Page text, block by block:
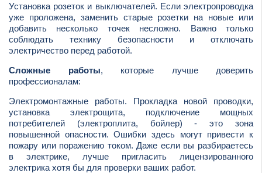
Установка розеток и выключателей. Если электропроводка
уже проложена, заменить старые розетки на новые или
добавить несколько точек несложно. Важно только
соблюдать технику безопасности и отключать
электричество перед работой.
Сложные работы, которые лучше доверить
профессионалам:
Электромонтажные работы. Прокладка новой проводки,
установка электрощита, подключение мощных
потребителей (электроплита, бойлер) - это зона
повышенной опасности. Ошибки здесь могут привести к
пожару или поражению током. Даже если вы разбираетесь
в электрике, лучше пригласить лицензированного
электрика хотя бы для проверки ваших работ.